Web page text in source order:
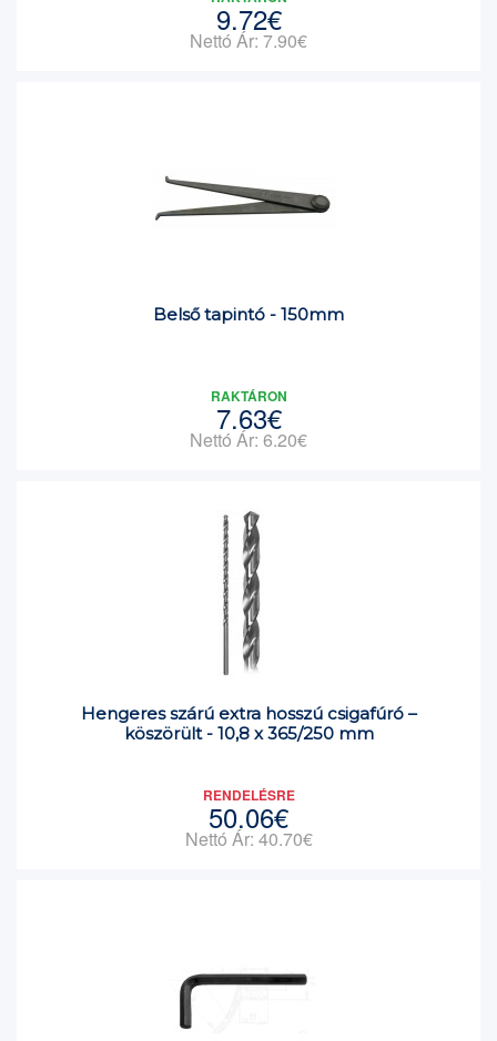
9.72€
Nettó Ár: 7.90€
Belső tapintó - 150mm
RAKTÁRON
7.63€
Nettó Ár: 6.20€
Hengeres szárú extra hosszú csigafúró –
köszörült - 10,8 x 365/250 mm
RENDELÉSRE
50.06€
Nettó Ár: 40.70€